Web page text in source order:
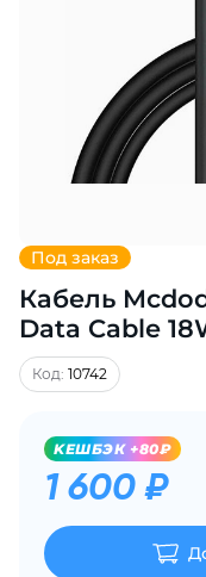
Под заказ
Кабель
Data Cable
Код: 10742
KЕШБЭК +80₽
1 600 ₽
Добавляйте
в корзину
Оплачивайте
% картой
Получайте
выбранный
списываться
по25%
Подробнее